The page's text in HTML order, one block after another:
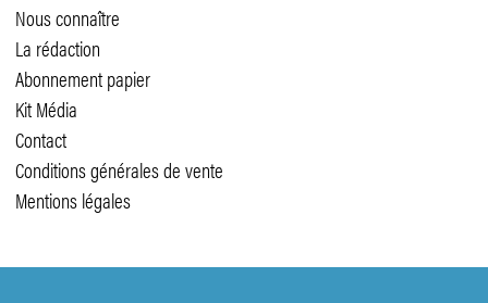
Nous connaître
La rédaction
Abonnement papier
Kit Média
Contact
Conditions générales de vente
Mentions légales